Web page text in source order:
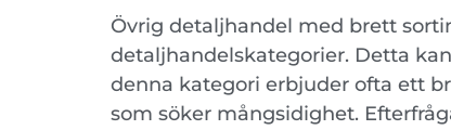
Övrig detaljhandel med brett
detaljhandelskategorier. Detta
denna kategori erbjuder ofta ett
som söker mångsidighet.